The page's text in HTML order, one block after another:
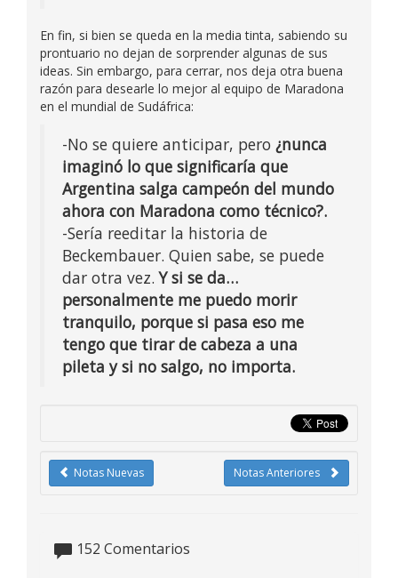
En fin, si bien se queda en la media tinta, sabiendo su
prontuario no dejan de sorprender algunas de sus
ideas. Sin embargo, para cerrar, nos deja otra buena
razón para desearle lo mejor al equipo de Maradona
en el mundial de Sudáfrica:
-No se quiere anticipar, pero ¿nunca
imaginó lo que significaría que
Argentina salga campeón del mundo
ahora con Maradona como técnico?.
-Sería reeditar la historia de
Beckembauer. Quien sabe, se puede
dar otra vez.Y si se da…
personalmente me puedo morir
tranquilo, porque si pasa eso me
tengo que tirar de cabeza a una
pileta y si no salgo, no importa.
Notas Anteriores
Notas Nuevas
152 Comentarios